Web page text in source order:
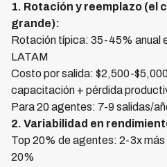
1. Rotación y reemplazo (el
grande):
Rotación típica: 35-45% anual
LATAM
Costo por salida: $2,500-
capacitación + pérdida
Para 20 agentes: 7-9 salidas/
2. Variabilidad en
Top 20% de agentes: 2-3x
20%